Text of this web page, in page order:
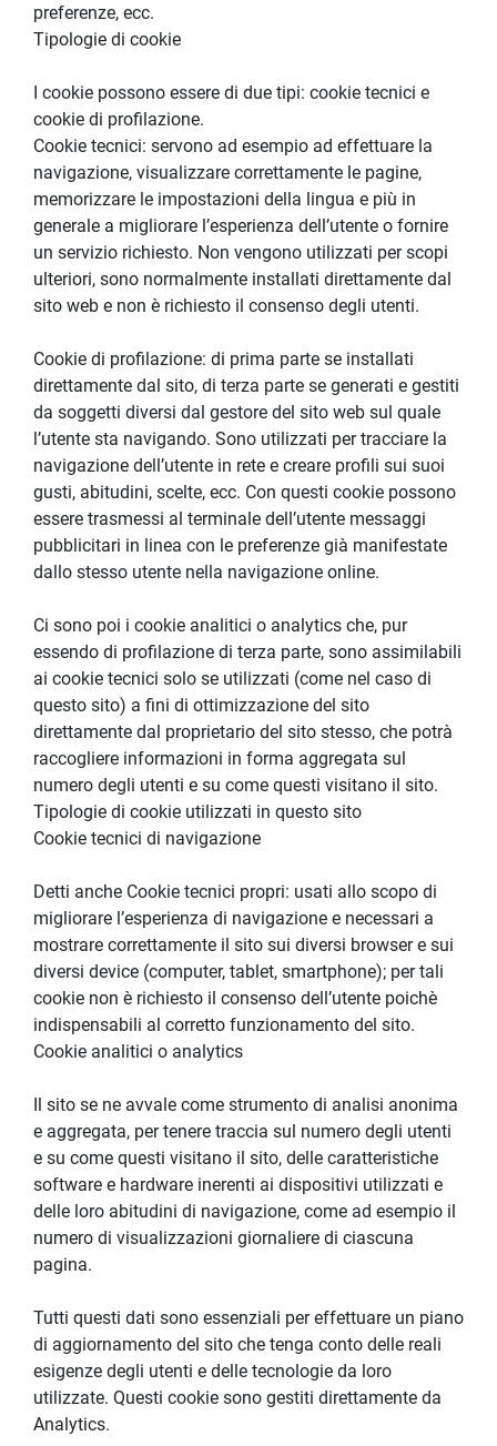
preferenze, ecc.
Tipologie di cookie
I cookie possono essere di due tipi: cookie tecnici e
cookie di profilazione.
Cookie tecnici: servono ad esempio ad effettuare la
navigazione, visualizzare correttamente le pagine,
memorizzare le impostazioni della lingua e più in
generale a migliorare l’esperienza dell’utente o fornire
un servizio richiesto. Non vengono utilizzati per scopi
ulteriori, sono normalmente installati direttamente dal
sito web e non è richiesto il consenso degli utenti.
Cookie di profilazione: di prima parte se installati
direttamente dal sito, di terza parte se generati e gestiti
da soggetti diversi dal gestore del sito web sul quale
l’utente sta navigando. Sono utilizzati per tracciare la
navigazione dell’utente in rete e creare profili sui suoi
gusti, abitudini, scelte, ecc. Con questi cookie possono
essere trasmessi al terminale dell’utente messaggi
pubblicitari in linea con le preferenze già manifestate
dallo stesso utente nella navigazione online.
Ci sono poi i cookie analitici o analytics che, pur
essendo di profilazione di terza parte, sono assimilabili
ai cookie tecnici solo se utilizzati (come nel caso di
questo sito) a fini di ottimizzazione del sito
direttamente dal proprietario del sito stesso, che potrà
raccogliere informazioni in forma aggregata sul
numero degli utenti e su come questi visitano il sito.
Tipologie di cookie utilizzati in questo sito
Cookie tecnici di navigazione
Detti anche Cookie tecnici propri: usati allo scopo di
migliorare l’esperienza di navigazione e necessari a
mostrare correttamente il sito sui diversi browser e sui
diversi device (computer, tablet, smartphone); per tali
cookie non è richiesto il consenso dell’utente poichè
indispensabili al corretto funzionamento del sito.
Cookie analitici o analytics
Il sito se ne avvale come strumento di analisi anonima
e aggregata, per tenere traccia sul numero degli utenti
e su come questi visitano il sito, delle caratteristiche
software e hardware inerenti ai dispositivi utilizzati e
delle loro abitudini di navigazione, come ad esempio il
numero di visualizzazioni giornaliere di ciascuna
pagina.
Tutti questi dati sono essenziali per effettuare un piano
di aggiornamento del sito che tenga conto delle reali
esigenze degli utenti e delle tecnologie da loro
utilizzate. Questi cookie sono gestiti direttamente da
Analytics.